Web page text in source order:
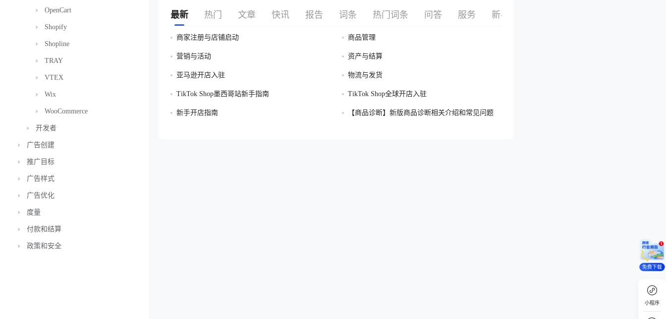
OpenCart
Shopify
Shopline
TRAY
VTEX
Wix
WooCommerce
开发者
广告创建
推广目标
广告样式
广告优化
度量
付款和结算
政策和安全
最新 热门 文章 快讯 报告 词条 热门词条 问答 服务 新手指南
商家注册与店铺启动 商品管理
营销与活动 资产与结算
亚马逊开店入驻 物流与发货
TikTok Shop墨西哥站新手指南 TikTok Shop全球开店入驻
新手开店指南 【商品诊断】新版商品诊断相关介绍和常见问题
免费下载
小程序